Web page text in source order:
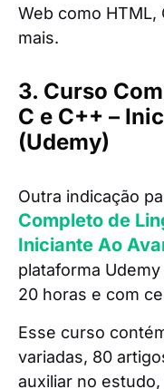
Web como HTML,
mais.
3. Curso
C e C++ –
(Udemy)
Outra indicação
Completo de
Iniciante Ao
plataforma
20 horas e com
Esse curso
variadas, 80
auxiliar no